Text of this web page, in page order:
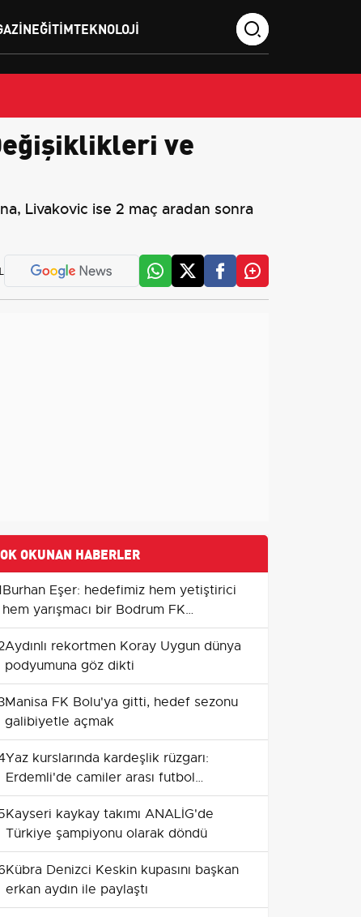
EĞITIMTEKNOLOJI
ve
Livakovic ise 2 maç aradan sonra
OKUNAN HABERLER
Burhan Eşer: hedefimiz hem yetiştirici
hem yarışmacı bir Bodrum FK
oluşturmak
Aydınlı rekortmen Koray Uygun dünya
podyumuna göz dikti
Manisa FK Bolu'ya gitti, hedef sezonu
galibiyetle açmak
Yaz kurslarında kardeşlik rüzgarı:
Erdemli'de camiler arası futbol
turnuvası
Kayseri kaykay takımı ANALİG'de
Türkiye şampiyonu olarak döndü
Kübra Denizci Keskin kupasını başkan
erkan aydın ile paylaştı